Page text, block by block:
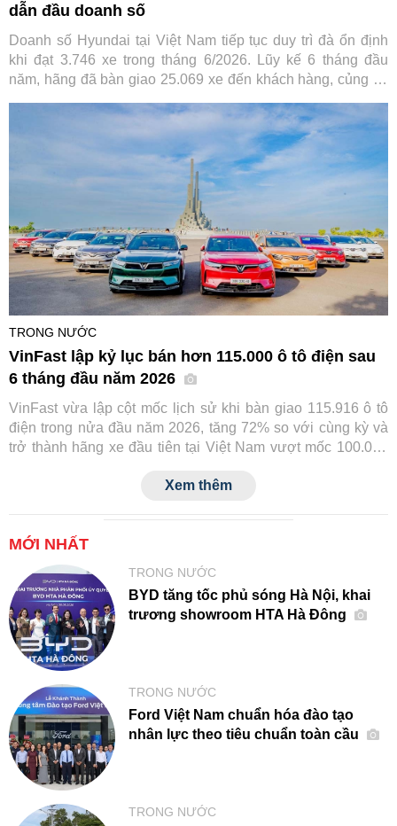
dẫn đầu doanh số
Doanh số Hyundai tại Việt Nam tiếp tục duy trì đà ổn định
khi đạt 3.746 xe trong tháng 6/2026. Lũy kế 6 tháng đầu
năm, hãng đã bàn giao 25.069 xe đến khách hàng, củng cố
TRONG NƯỚC
VinFast lập kỷ lục bán hơn 115.000 ô tô điện sau
6 tháng đầu năm 2026
VinFast vừa lập cột mốc lịch sử khi bàn giao 115.916 ô tô
điện trong nửa đầu năm 2026, tăng 72% so với cùng kỳ và
trở thành hãng xe đầu tiên tại Việt Nam vượt mốc 100.000
số một của VinFast trên thị trường ô tô trong nước.
Xem thêm
MỚI NHẤT
TRONG NƯỚC
BYD tăng tốc phủ sóng Hà Nội, khai
trương showroom HTA Hà Đông
TRONG NƯỚC
Ford Việt Nam chuẩn hóa đào tạo
nhân lực theo tiêu chuẩn toàn cầu
TRONG NƯỚC